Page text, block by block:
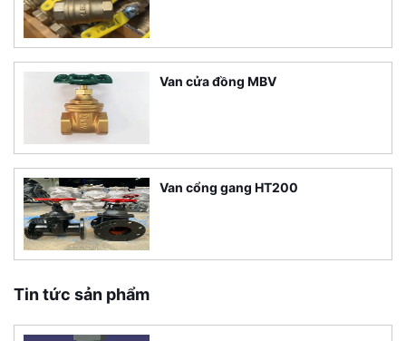
Van cửa đồng MBV
Van cổng gang HT200
Tin tức sản phẩm